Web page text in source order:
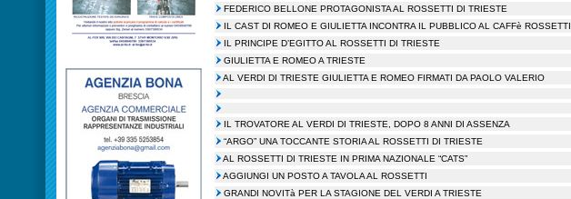
FEDERICO BELLONE PROTAGONISTA AL ROSSETTI DI TRIESTE
IL CAST DI ROMEO E GIULIETTA INCONTRA IL PUBBLICO AL CAFFè ROSSETTI
IL PRINCIPE D’EGITTO AL ROSSETTI DI TRIESTE
GIULIETTA E ROMEO A TRIESTE
AL VERDI DI TRIESTE GIULIETTA E ROMEO FIRMATI DA PAOLO VALERIO
IL TROVATORE AL VERDI DI TRIESTE, DOPO 8 ANNI DI ASSENZA
“ARGO” UNA TOCCANTE STORIA AL ROSSETTI DI TRIESTE
AL ROSSETTI DI TRIESTE IN PRIMA NAZIONALE “CATS”
AGGIUNGI UN POSTO A TAVOLA AL ROSSETTI
GRANDI NOVITà PER LA STAGIONE DEL VERDI A TRIESTE